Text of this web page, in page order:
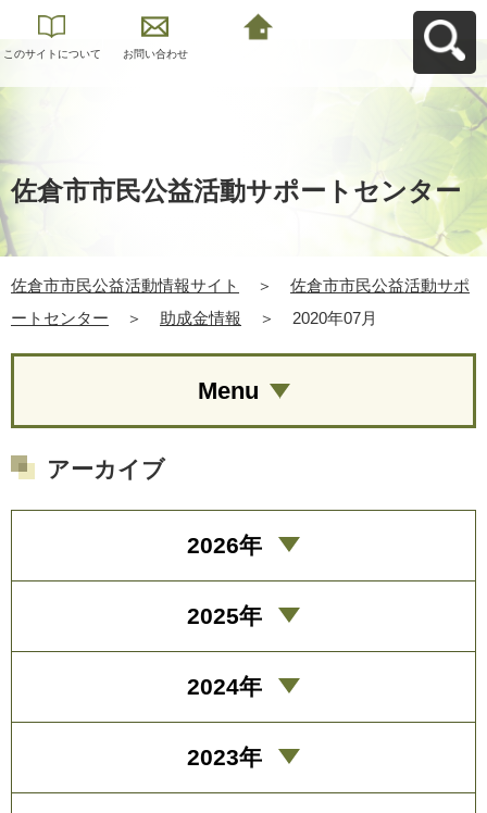
このサイトについて お問い合わせ
佐倉市市民公益活動サポートセンター
佐倉市市民公益活動情報サイト ＞
佐倉市市民公益活動サポ
ートセンター
＞ 助成金情報 ＞ 2020年07月
Menu
アーカイブ
2026年
2025年
2024年
2023年